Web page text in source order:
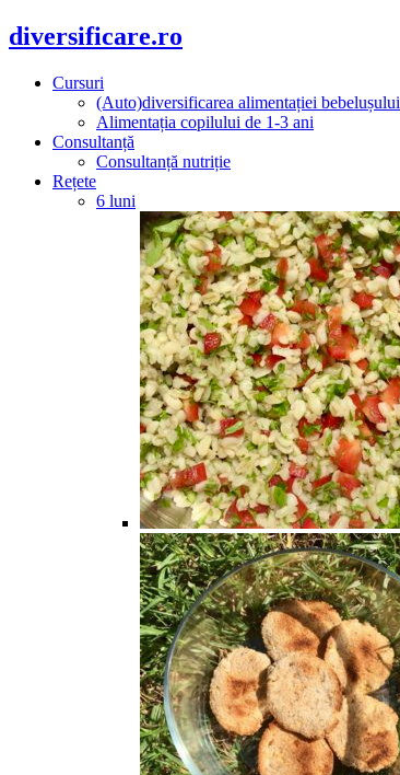
diversificare.ro
Cursuri
(Auto)diversificarea alimentației bebelușului
Alimentația copilului de 1-3 ani
Consultanță
Consultanță nutriție
Rețete
6 luni